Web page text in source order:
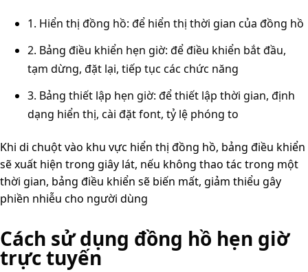
1. Hiển thị đồng hồ: để hiển thị thời gian của đồng hồ
2. Bảng điều khiển hẹn giờ: để điều khiển bắt đầu,
tạm dừng, đặt lại, tiếp tục các chức năng
3. Bảng thiết lập hẹn giờ: để thiết lập thời gian, định
dạng hiển thị, cài đặt font, tỷ lệ phóng to
Khi di chuột vào khu vực hiển thị đồng hồ, bảng điều khiển
sẽ xuất hiện trong giây lát, nếu không thao tác trong một
thời gian, bảng điều khiển sẽ biến mất, giảm thiểu gây
phiền nhiễu cho người dùng
Cách sử dụng đồng hồ hẹn giờ
trực tuyến